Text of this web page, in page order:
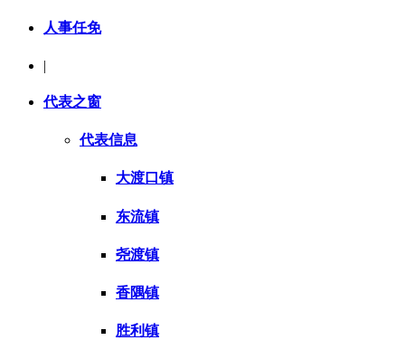
人事任免
|
代表之窗
代表信息
大渡口镇
东流镇
尧渡镇
香隅镇
胜利镇